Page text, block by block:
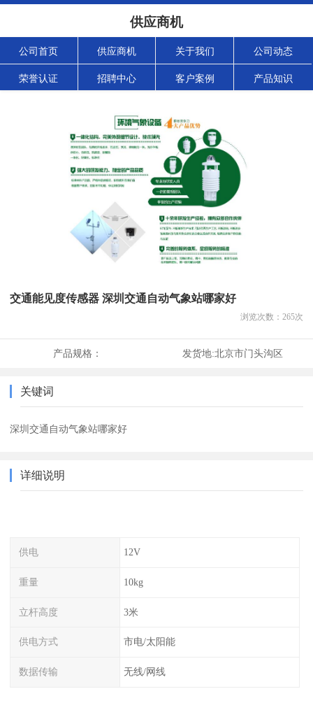
供应商机
公司首页 供应商机 关于我们 公司动态
荣誉认证 招聘中心 客户案例 产品知识
交通能见度传感器 深圳交通自动气象站哪家好
浏览次数： 265次
产品规格： 发货地:北京市门头沟区
关键词
深圳交通自动气象站哪家好
详细说明
供电 12V
重量 10kg
立杆高度 3米
供电方式 市电/太阳能
数据传输 无线/网线